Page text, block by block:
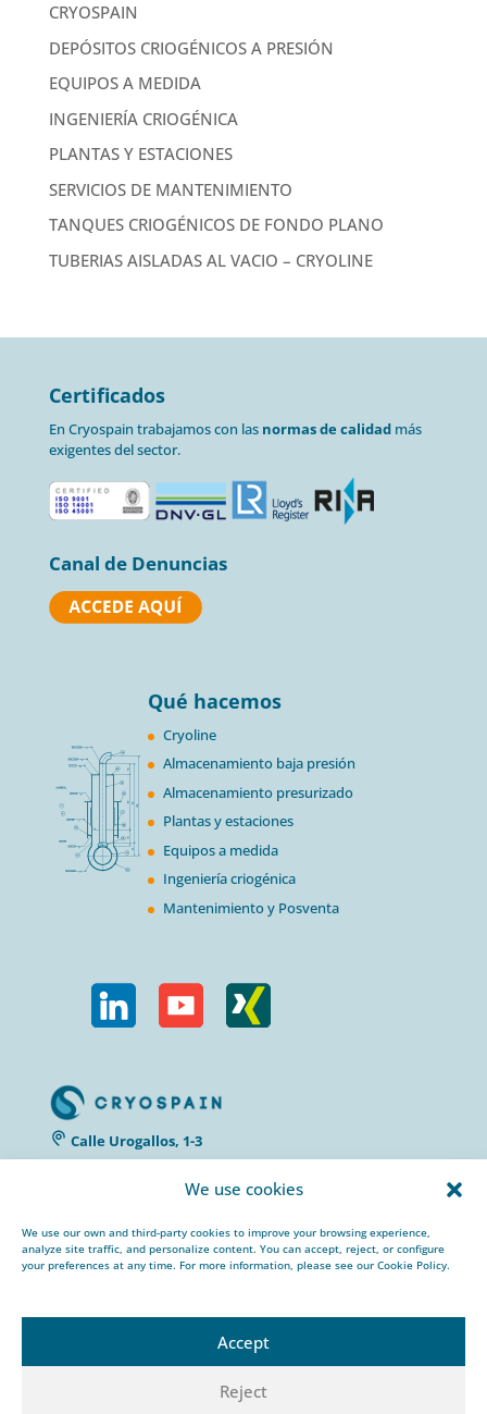
We use cookies
We use our own and third-party cookies to improve your browsing experience,
analyze site traffic, and personalize content. You can accept, reject, or configure
your preferences at any time. For more information, please see our Cookie Policy.
Accept
Reject
CRYOSPAIN
DEPÓSITOS CRIOGÉNICOS A PRESIÓN
EQUIPOS A MEDIDA
INGENIERÍA CRIOGÉNICA
PLANTAS Y ESTACIONES
SERVICIOS DE MANTENIMIENTO
TANQUES CRIOGÉNICOS DE FONDO PLANO
TUBERIAS AISLADAS AL VACIO – CRYOLINE
Certificados
En Cryospain trabajamos con las normas de calidadmás
exigentes del sector.
Canal de Denuncias
Qué hacemos
Cryoline
Almacenamiento baja presión
Almacenamiento presurizado
Plantas y estaciones
Equipos a medida
Ingeniería criogénica
Mantenimiento y Posventa
Calle Urogallos, 1-3
P.I. El Cascajal 28320
+34 912 959 367
cryospain@cryospain.com
© 2022 CRYOSPAIN |Aviso Legal |